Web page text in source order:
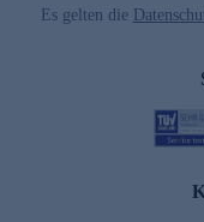
Es gelten die